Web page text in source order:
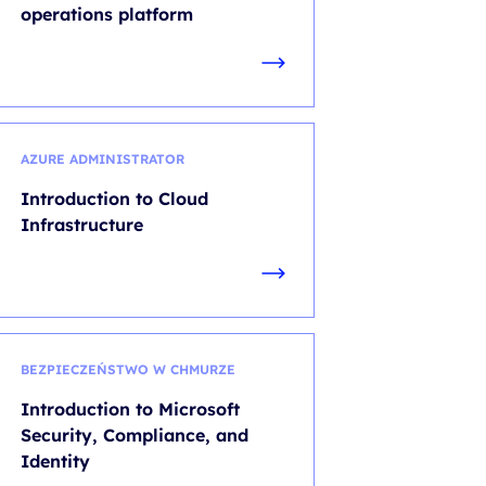
operations platform
AZURE ADMINISTRATOR
Introduction to Cloud
Infrastructure
BEZPIECZEŃSTWO W CHMURZE
Introduction to Microsoft
Security, Compliance, and
Identity